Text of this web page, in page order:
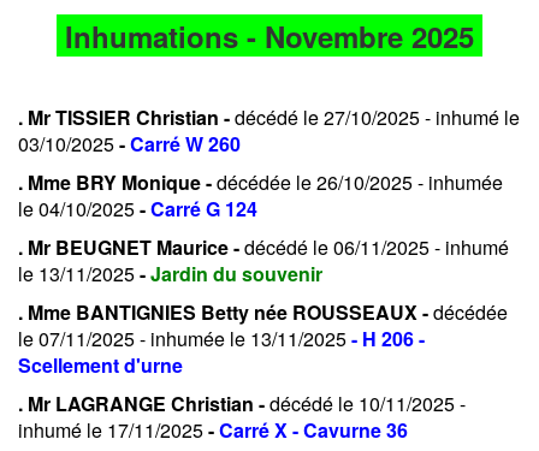
Inhumations - Novembre 2025
. Mr TISSIER Christian -décédé le 27/10/2025 - inhumé le
03/10/2025-Carré W 260
. Mme BRY Monique -décédée le 26/10/2025 - inhumée
le 04/10/2025-Carré G 124
. Mr BEUGNET Maurice -décédé le 06/11/2025 - inhumé
le 13/11/2025-Jardin du souvenir
. Mme BANTIGNIES Betty née ROUSSEAUX -décédée
le 07/11/2025 - inhumée le 13/11/2025- H 206 -
Scellement d'urne
. Mr LAGRANGE Christian -décédé le 10/11/2025 -
inhumé le 17/11/2025-Carré X - Cavurne 36